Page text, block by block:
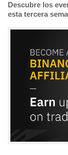
Descubre los
esta tercera